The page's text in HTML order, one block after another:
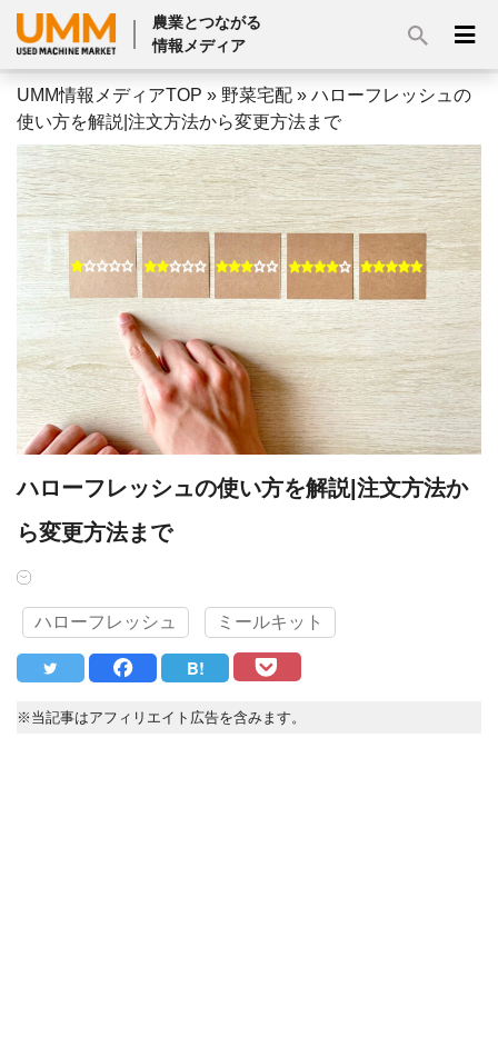
農業とつながる
情報メディア
UMM情報メディアTOP » 野菜宅配 » ハローフレッシュの
使い方を解説|注文方法から変更方法まで
ハローフレッシュの使い方を解説|注文方法か
ら変更方法まで
ハローフレッシュ ミールキット
B!
※当記事はアフィリエイト広告を含みます。